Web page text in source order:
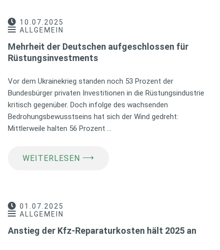
10.07.2025
ALLGEMEIN
Mehrheit der Deutschen aufgeschlossen für
Rüstungsinvestments
Vor dem Ukrainekrieg standen noch 53 Prozent der
Bundesbürger privaten Investitionen in die Rüstungsindustrie
kritisch gegenüber. Doch infolge des wachsenden
Bedrohungsbewusstseins hat sich der Wind gedreht:
Mittlerweile halten 56 Prozent …
WEITERLESEN ⟶
01.07.2025
ALLGEMEIN
Anstieg der Kfz-Reparaturkosten hält 2025 an